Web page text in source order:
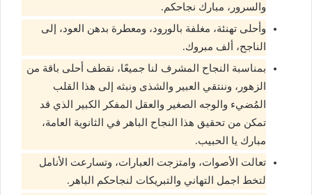
والسرور، مبارك نجاحكم.
وأحلى تهنئة، مغلفة بالورود، ومعطرة بدهن العود، إلى
الناجح، ألف مبروك.
بمناسبة النجاح المشرف لنا جميعًا، نقطف أحلى باقة من
الزهور، وننتقي العبير والشذى ونبثه إلى هذا القلب
المُضيء والوجه الصغير والعقل المفكر الكبير الذي قد
تمكن من تحقيق هذا النجاح الباهر في الثانوية العامة،
مبارك يا الحبيب.
تعالت الأصوات، وامتزجت العبارات، وتسارعت الأنامل
لتخط اجمل التهاني والتبريكات لنجاحكم الباهر.